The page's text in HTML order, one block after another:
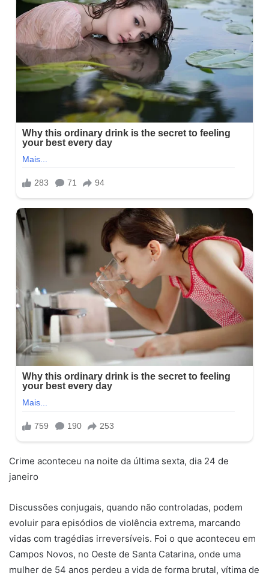
Crime aconteceu na noite da última sexta, dia 24 de
janeiro
Discussões conjugais, quando não controladas, podem
evoluir para episódios de violência extrema, marcando
vidas com tragédias irreversíveis. Foi o que aconteceu em
Campos Novos, no Oeste de Santa Catarina, onde uma
mulher de 54 anos perdeu a vida de forma brutal, vítima de